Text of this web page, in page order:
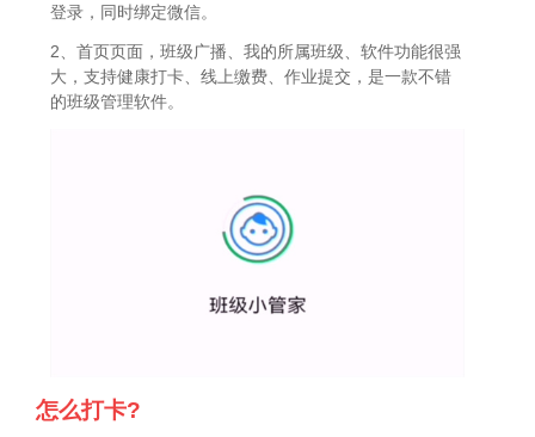
登录，同时绑定微信。
2、首页页面，班级广播、我的所属班级、软件功能很强
大，支持健康打卡、线上缴费、作业提交，是一款不错
的班级管理软件。
怎么打卡?